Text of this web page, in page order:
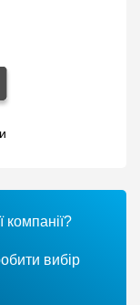
компанії?
вибір